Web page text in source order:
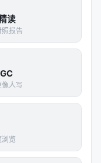
读
照报告
像人写
览